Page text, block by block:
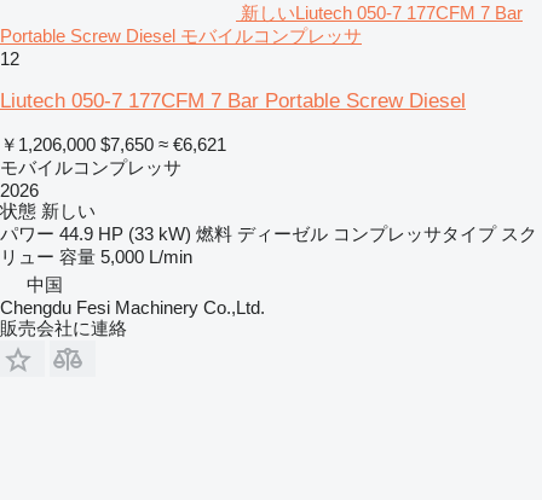
新しいLiutech 050-7 177CFM 7 Bar
Portable Screw Diesel モバイルコンプレッサ
12
Liutech 050-7 177CFM 7 Bar Portable Screw Diesel
￥1,206,000 $7,650 ≈ €6,621
モバイルコンプレッサ
2026
状態 新しい
パワー 44.9 HP (33 kW) 燃料 ディーゼル コンプレッサタイプ スク
リュー 容量 5,000 L/min
中国
Chengdu Fesi Machinery Co.,Ltd.
販売会社に連絡